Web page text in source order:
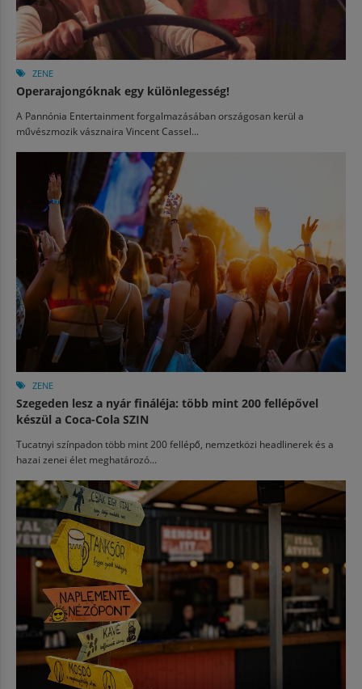
ZENE
Operarajongóknak egy különlegesség!
A Pannónia Entertainment forgalmazásában országosan kerül a
művészmozik vásznaira Vincent Cassel...
ZENE
Szegeden lesz a nyár fináléja: több mint 200 fellépővel
készül a Coca-Cola SZIN
Tucatnyi színpadon több mint 200 fellépő, nemzetközi headlinerek és a
hazai zenei élet meghatározó...